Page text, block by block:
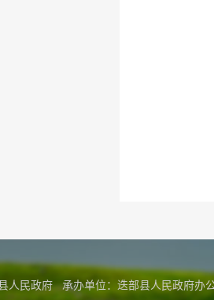
人民政府 承办单位：迭部县人民政府